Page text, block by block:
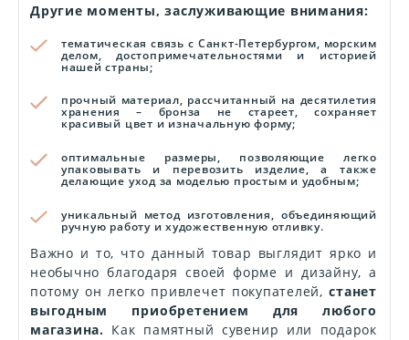
Другие моменты, заслуживающие внимания:
тематическая связь с Санкт-Петербургом, морским
делом, достопримечательностями и историей
нашей страны;
прочный материал, рассчитанный на десятилетия
хранения – бронза не стареет, сохраняет
красивый цвет и изначальную форму;
оптимальные размеры, позволяющие легко
упаковывать и перевозить изделие, а также
делающие уход за моделью простым и удобным;
уникальный метод изготовления, объединяющий
ручную работу и художественную отливку.
Важно и то, что данный товар выглядит ярко и
необычно благодаря своей форме и дизайну, а
потому он легко привлечет покупателей,станет
выгодным приобретением для любого
магазина. Как памятный сувенир или подарок